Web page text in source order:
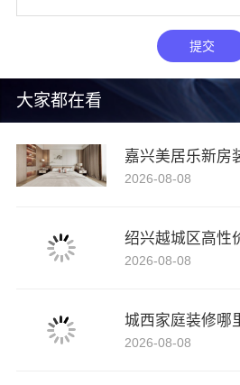
大家都在看
嘉兴美居乐新房
2026-08-08
绍兴越城区高性
2026-08-08
城西家庭装修哪
2026-08-08
提交